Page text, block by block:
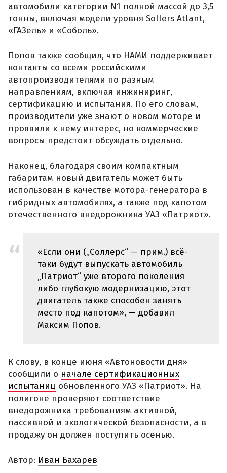
автомобили категории N1 полной массой до 3,5
тонны, включая модели уровня Sollers Atlant,
«ГАЗель» и «Соболь».
Попов также сообщил, что НАМИ поддерживает
контакты со всеми российскими
автопроизводителями по разным
направлениям, включая инжиниринг,
сертификацию и испытания. По его словам,
производители уже знают о новом моторе и
проявили к нему интерес, но коммерческие
вопросы предстоит обсуждать отдельно.
Наконец, благодаря своим компактным
габаритам новый двигатель может быть
использован в качестве мотора-генератора в
гибридных автомобилях, а также под капотом
отечественного внедорожника УАЗ «Патриот».
«Если они („Соллерс“ — прим.) всё-
таки будут выпускать автомобиль
„Патриот“ уже второго поколения
либо глубокую модернизацию, этот
двигатель также способен занять
место под капотом», — добавил
Максим Попов.
К слову, в конце июня «Автоновости дня»
сообщили о начале сертификационных
испытаниц обновленного УАЗ «Патриот». На
полигоне проверяют соответствие
внедорожника требованиям активной,
пассивной и экологической безопасности, а в
продажу он должен поступить осенью.
Автор: Иван Бахарев